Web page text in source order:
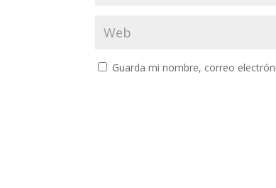
Guarda mi nombre, correo